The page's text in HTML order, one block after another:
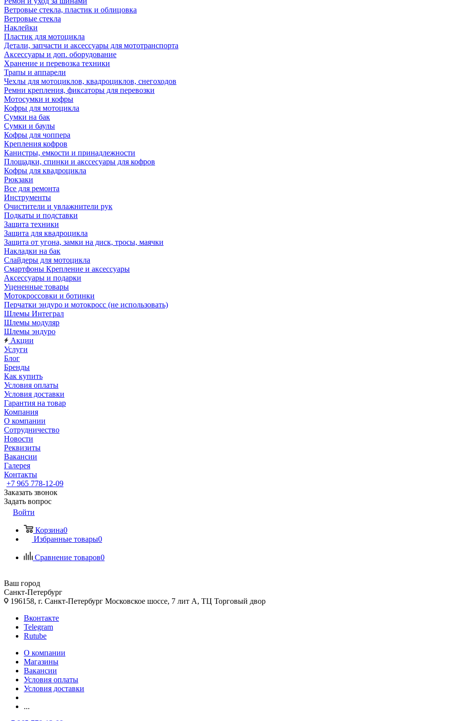
Ветровые стекла, пластик и облицовка
Ветровые стекла
Наклейки
Пластик для мотоцикла
Детали, запчасти и аксессуары для мототранспорта
Аксессуары и доп. оборудование
Хранение и перевозка техники
Трапы и аппарели
Чехлы для мотоциклов, квадроциклов, снегоходов
Ремни крепления, фиксаторы для перевозки
Мотосумки и кофры
Кофры для мотоцикла
Сумки на бак
Сумки и баулы
Кофры для чоппера
Крепления кофров
Канистры, емкости и принадлежности
Площадки, спинки и акссесуары для кофров
Кофры для квадроцикла
Рюкзаки
Все для ремонта
Инструменты
Очистители и увлажнители рук
Подкаты и подставки
Защита техники
Защита для квадроцикла
Защита от угона, замки на диск, тросы, маячки
Накладки на бак
Слайдеры для мотоцикла
Смартфоны Крепление и аксессуары
Аксессуары и подарки
Уцененные товары
Мотокроссовки и ботинки
Перчатки эндуро и мотокросс (не использовать)
Шлемы Интеграл
Шлемы модуляр
Шлемы эндуро
Акции
Услуги
Блог
Бренды
Как купить
Условия оплаты
Условия доставки
Гарантия на товар
Компания
О компании
Сотрудничество
Новости
Реквизиты
Вакансии
Галерея
Контакты
+7 965 778-12-09
Заказать звонок
Задать вопрос
Войти
Корзина0
Избранные товары0
Сравнение товаров0
Ваш город
Санкт-Петербург
196158, г. Санкт-Петербург Московское шоссе, 7 лит А, ТЦ Торговый двор
Вконтакте
Telegram
Rutube
О компании
Магазины
Вакансии
Условия оплаты
Условия доставки
...